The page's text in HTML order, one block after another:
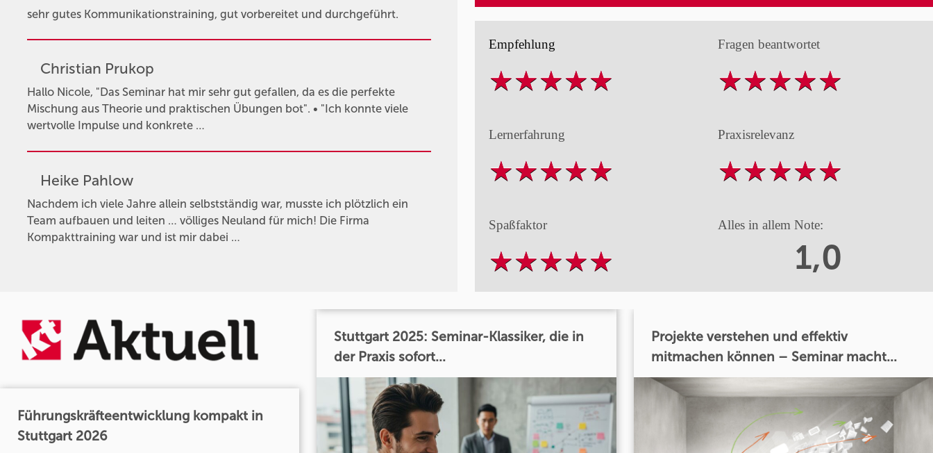
Empfehlung Fragen beantwortet
Lernerfahrung Praxisrelevanz
Spaßfaktor Alles in allem Note:
1,0
sehr gutes Kommunikationstraining, gut vorbereitet und durchgeführt.
Christian Prukop
Hallo Nicole, "Das Seminar hat mir sehr gut gefallen, da es die perfekte
Mischung aus Theorie und praktischen Übungen bot". • "Ich konnte viele
wertvolle Impulse und konkrete …
Heike Pahlow
Nachdem ich viele Jahre allein selbstständig war, musste ich plötzlich ein
Team aufbauen und leiten … völliges Neuland für mich! Die Firma
Kompakttraining war und ist mir dabei …
Führungskräfteentwicklung kompakt in
Stuttgart 2026
Stuttgart 2025: Seminar-Klassiker, die in
der Praxis sofort...
Projekte verstehen und effektiv
mitmachen können – Seminar macht...